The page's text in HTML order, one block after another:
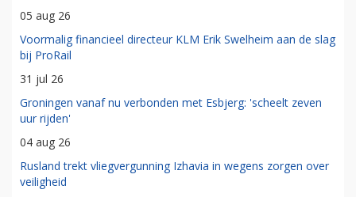
05 aug 26
Voormalig financieel directeur KLM Erik Swelheim aan de slag
bij ProRail
31 jul 26
Groningen vanaf nu verbonden met Esbjerg: 'scheelt zeven
uur rijden'
04 aug 26
Rusland trekt vliegvergunning Izhavia in wegens zorgen over
veiligheid